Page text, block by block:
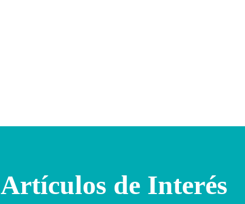
Artículos de Interés